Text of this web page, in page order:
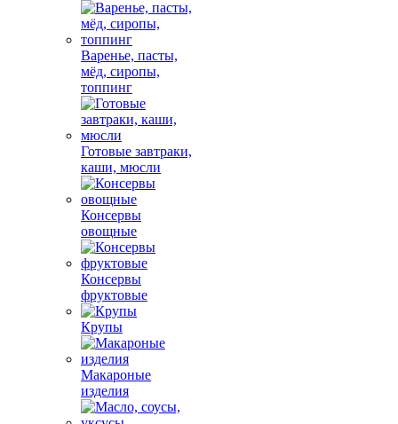
Варенье, пасты,
мёд, сиропы,
топпинг
Готовые завтраки,
каши, мюсли
Консервы
овощные
Консервы
фруктовые
Крупы
Макароные
изделия